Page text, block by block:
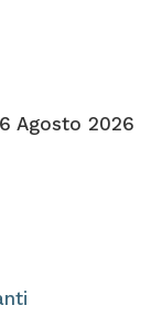
6 Agosto 2026